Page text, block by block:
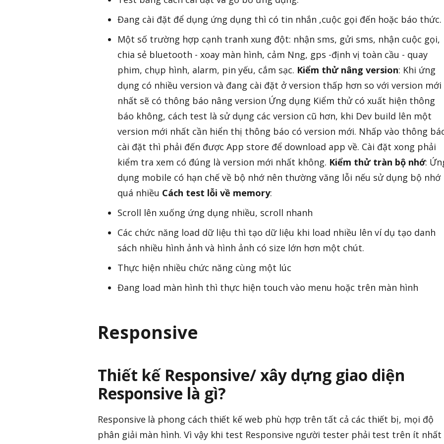
Đang cài đặt để dụng ứng dụng thì có tin nhắn ,cuộc gọi đến hoặc báo thức.
Một số trường hợp cạnh tranh xung đột: nhận sms, gửi sms, nhận cuộc gọi,
chia sẻ bluetooth - xoay màn hình, cảm Nng, gps -định vị toàn cầu - quay
phim, chụp hình, alarm, pin yếu, cắm sạc. Kiểm thử nâng version: Khi ứng
dụng có nhiều version và đang cài đặt ở version thấp hơn so với version mới
nhất sẽ có thông báo nâng version Ứng dụng Kiểm thử có xuất hiện thông
báo không, cách test là sử dụng các version cũ hơn, khi Dev build lên một
version mới nhất cần hiển thị thông báo có version mới. Nhấp vào thông
cài đặt thì phải đến được App store để download app về. Cài đặt xong phải
kiểm tra xem có đúng là version mới nhất không. Kiểm thử tràn bộ nhớ:
dụng mobile có hạn chế về bộ nhớ nên thường văng lỗi nếu sử dụng bộ nhớ
quá nhiều Cách test lỗi về memory:
Scroll lên xuống ứng dụng nhiều, scroll nhanh
Các chức năng load dữ liệu thì tạo dữ liệu khi load nhiều lên ví dụ tạo danh
sách nhiều hình ảnh và hình ảnh có size lớn hơn một chút.
Thực hiện nhiều chức năng cùng một lúc
Đang load màn hình thì thực hiện touch vào menu hoặc trên màn hình
Responsive
Thiết kế Responsive/ xây dựng giao diện
Responsive là gì?
Responsive là phong cách thiết kế web phù hợp trên tất cả các thiết bị, mọi độ
phân giải màn hình. Vì vậy khi test Responsive người tester phải test trên ít nhất